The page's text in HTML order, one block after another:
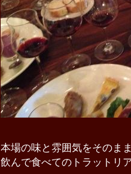
本場の味と雰囲気をそのま
飲んで食べてのトラットリ